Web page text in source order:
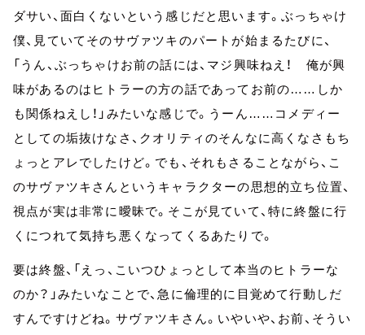
ダサい、面白くないという感じだと思います。ぶっちゃけ
僕、見ていてそのサヴァツキのパートが始まるたびに、
「うん、ぶっちゃけお前の話には、マジ興味ねえ！ 俺が興
味があるのはヒトラーの方の話であってお前の……しか
も関係ねえし！」みたいな感じで。うーん……コメディー
としての垢抜けなさ、クオリティのそんなに高くなさもち
ょっとアレでしたけど。でも、それもさることながら、こ
のサヴァツキさんというキャラクターの思想的立ち位置、
視点が実は非常に曖昧で。そこが見ていて、特に終盤に行
くにつれて気持ち悪くなってくるあたりで。
要は終盤、「えっ、こいつひょっとして本当のヒトラーな
のか？」みたいなことで、急に倫理的に目覚めて行動しだ
すんですけどね。サヴァツキさん。いやいや、お前、そうい